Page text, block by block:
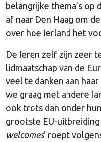
belangrijke thema’s op
af naar Den Haag om
over hoe Ierland het
De Ieren zelf zijn zeer
lidmaatschap van de
veel te danken aan
we graag met andere
ook trots dan onder
grootste EU-uitbreiding
welcomes’ roept